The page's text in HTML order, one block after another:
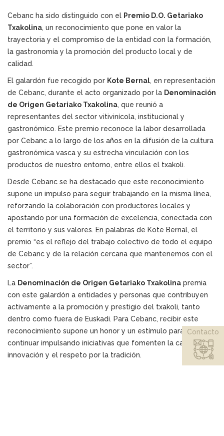
Cebanc ha sido distinguido con el Premio D.O. Getariako
Txakolina, un reconocimiento que pone en valor la
trayectoria y el compromiso de la entidad con la formación,
la gastronomía y la promoción del producto local y de
calidad.
El galardón fue recogido por Kote Bernal, en representación
de Cebanc, durante el acto organizado por la Denominación
de Origen Getariako Txakolina, que reunió a
representantes del sector vitivinícola, institucional y
gastronómico. Este premio reconoce la labor desarrollada
por Cebanc a lo largo de los años en la difusión de la cultura
gastronómica vasca y su estrecha vinculación con los
productos de nuestro entorno, entre ellos el txakoli.
Desde Cebanc se ha destacado que este reconocimiento
supone un impulso para seguir trabajando en la misma línea,
reforzando la colaboración con productores locales y
apostando por una formación de excelencia, conectada con
el territorio y sus valores. En palabras de Kote Bernal, el
premio “es el reflejo del trabajo colectivo de todo el equipo
de Cebanc y de la relación cercana que mantenemos con el
sector”.
La Denominación de Origen Getariako Txakolina premia
con este galardón a entidades y personas que contribuyen
activamente a la promoción y prestigio del txakoli, tanto
dentro como fuera de Euskadi. Para Cebanc, recibir este
reconocimiento supone un honor y un estímulo para
continuar impulsando iniciativas que fomenten la calidad, la
innovación y el respeto por la tradición.
Contacto